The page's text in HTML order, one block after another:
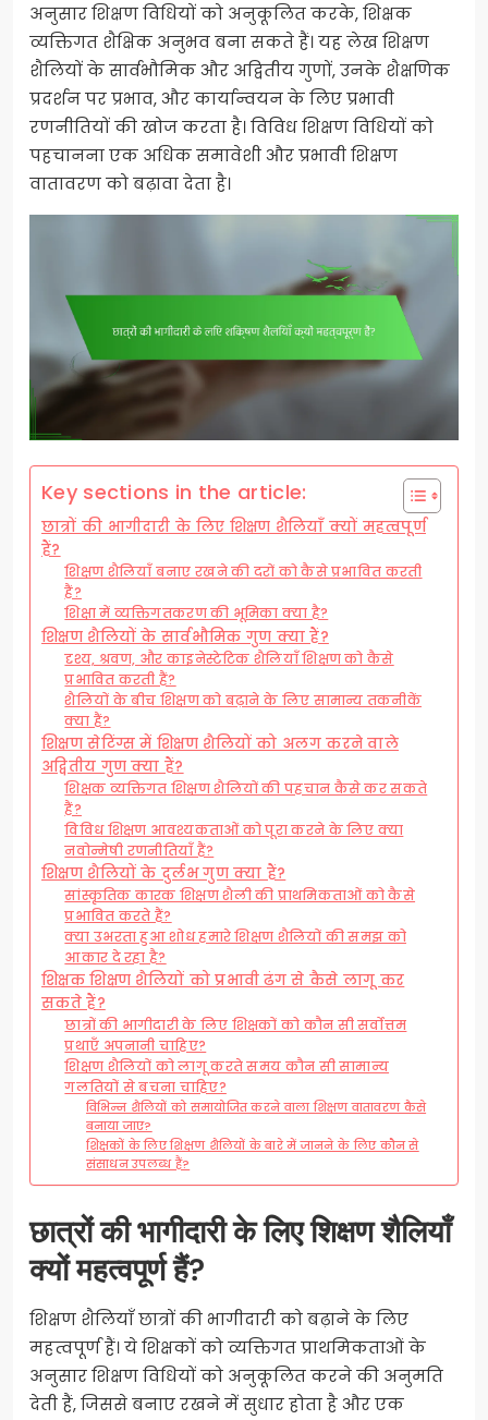
अनुसार शिक्षण विधियों को अनुकूलित करके, शिक्षक
व्यक्तिगत शैक्षिक अनुभव बना सकते हैं। यह लेख शिक्षण
शैलियों के सार्वभौमिक और अद्वितीय गुणों, उनके शैक्षणिक
प्रदर्शन पर प्रभाव, और कार्यान्वयन के लिए प्रभावी
रणनीतियों की खोज करता है। विविध शिक्षण विधियों को
पहचानना एक अधिक समावेशी और प्रभावी शिक्षण
वातावरण को बढ़ावा देता है।
Key sections in the article:
छात्रों की भागीदारी के लिए शिक्षण शैलियाँ क्यों महत्वपूर्ण
हैं?
शिक्षण शैलियाँ बनाए रखने की दरों को कैसे प्रभावित करती
हैं?
शिक्षा में व्यक्तिगतकरण की भूमिका क्या है?
शिक्षण शैलियों के सार्वभौमिक गुण क्या हैं?
दृश्य, श्रवण, और काइनेस्टेटिक शैलियाँ शिक्षण को कैसे
प्रभावित करती हैं?
शैलियों के बीच शिक्षण को बढ़ाने के लिए सामान्य तकनीकें
क्या हैं?
शिक्षण सेटिंग्स में शिक्षण शैलियों को अलग करने वाले
अद्वितीय गुण क्या हैं?
शिक्षक व्यक्तिगत शिक्षण शैलियों की पहचान कैसे कर सकते
हैं?
विविध शिक्षण आवश्यकताओं को पूरा करने के लिए क्या
नवोन्मेषी रणनीतियाँ हैं?
शिक्षण शैलियों के दुर्लभ गुण क्या हैं?
सांस्कृतिक कारक शिक्षण शैली की प्राथमिकताओं को कैसे
प्रभावित करते हैं?
क्या उभरता हुआ शोध हमारे शिक्षण शैलियों की समझ को
आकार दे रहा है?
शिक्षक शिक्षण शैलियों को प्रभावी ढंग से कैसे लागू कर
सकते हैं?
छात्रों की भागीदारी के लिए शिक्षकों को कौन सी सर्वोत्तम
प्रथाएँ अपनानी चाहिए?
शिक्षण शैलियों को लागू करते समय कौन सी सामान्य
गलतियों से बचना चाहिए?
विभिन्न शैलियों को समायोजित करने वाला शिक्षण वातावरण कैसे
बनाया जाए?
शिक्षकों के लिए शिक्षण शैलियों के बारे में जानने के लिए कौन से
संसाधन उपलब्ध हैं?
छात्रों की भागीदारी के लिए शिक्षण शैलियाँ
क्यों महत्वपूर्ण हैं?
शिक्षण शैलियाँ छात्रों की भागीदारी को बढ़ाने के लिए
महत्वपूर्ण हैं। ये शिक्षकों को व्यक्तिगत प्राथमिकताओं के
अनुसार शिक्षण विधियों को अनुकूलित करने की अनुमति
देती हैं, जिससे बनाए रखने में सुधार होता है और एक